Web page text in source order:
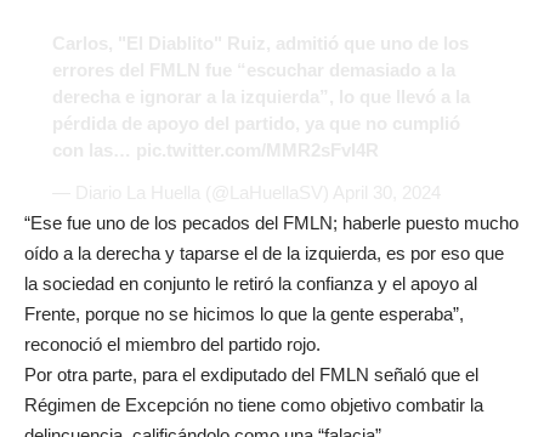
“Ese fue uno de los pecados del FMLN; haberle puesto mucho
oído a la derecha y taparse el de la izquierda, es por eso que
la sociedad en conjunto le retiró la confianza y el apoyo al
Frente, porque no se hicimos lo que la gente esperaba”,
reconoció el miembro del partido rojo.
Por otra parte, para el exdiputado del FMLN señaló que el
Régimen de Excepción no tiene como objetivo combatir la